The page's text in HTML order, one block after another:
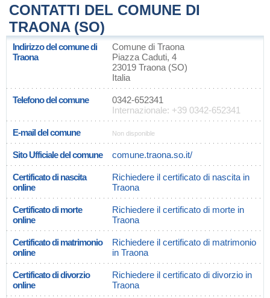
CONTATTI DEL COMUNE DI
TRAONA (SO)
Indirizzo del comune di
Traona
Comune di Traona
Piazza Caduti, 4
23019 Traona (SO)
Italia
Telefono del comune
0342-652341
Internazionale: +39 0342-652341
E-mail del comune Non disponible
Sito Ufficiale del comune comune.traona.so.it/
Certificato di nascita
online
Richiedere il certificato di nascita in
Traona
Certificato di morte
online
Richiedere il certificato di morte in
Traona
Certificato di matrimonio
online
Richiedere il certificato di matrimonio
in Traona
Certificato di divorzio
online
Richiedere il certificato di divorzio in
Traona